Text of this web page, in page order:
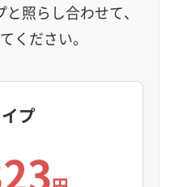
24時間対応
土日祝日対応
消臭処理
詳細な説明が表示されます。
照らし合わせて、
ください。
プ